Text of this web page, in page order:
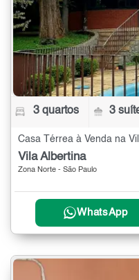
3 quartos 3
Casa Térrea à Venda na
Vila Albertina
Zona Norte - São Paulo
WhatsApp